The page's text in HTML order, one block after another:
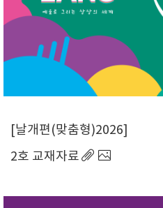
날개편(맞춤형)2026
2호 교재자료